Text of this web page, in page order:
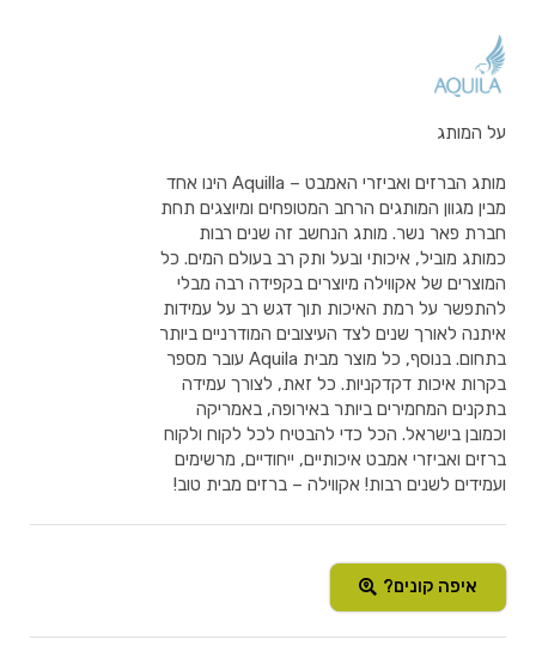
על המותג
מותג הברזים ואביזרי האמבט – Aquilla הינו אחד
מבין מגוון המותגים הרחב המטופחים ומיוצגים תחת
חברת פאר נשר. מותג הנחשב זה שנים רבות
כמותג מוביל, איכותי ובעל ותק רב בעולם המים. כל
המוצרים של אקווילה מיוצרים בקפידה רבה מבלי
להתפשר על רמת האיכות תוך דגש רב על עמידות
איתנה לאורך שנים לצד העיצובים המודרניים ביותר
בתחום. בנוסף, כל מוצר מבית Aquila עובר מספר
בקרות איכות דקדקניות. כל זאת, לצורך עמידה
בתקנים המחמירים ביותר באירופה, באמריקה
וכמובן בישראל. הכל כדי להבטיח לכל לקוח ולקוח
ברזים ואביזרי אמבט איכותיים, ייחודיים, מרשימים
ועמידים לשנים רבות! אקווילה – ברזים מבית טוב!
איפה קונים?